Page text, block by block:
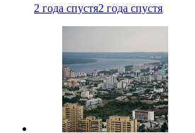
2 года спустя2 года спустя